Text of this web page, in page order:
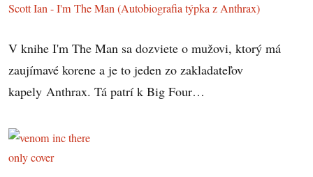
Scott Ian - I'm The Man (Autobiografia týpka z Anthrax)
V knihe I'm The Man sa dozviete o mužovi, ktorý má
zaujímavé korene a je to jeden zo zakladateľov
kapely Anthrax. Tá patrí k Big Four…